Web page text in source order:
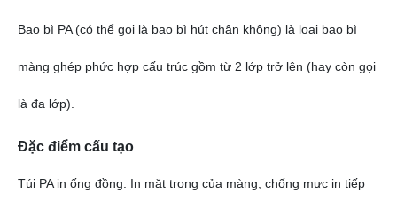
Bao bì PA (có thể gọi là bao bì hút chân không) là loại bao bì
màng ghép phức hợp cấu trúc gồm từ 2 lớp trở lên (hay còn gọi
là đa lớp).
Đặc điểm cấu tạo
Túi PA in ống đồng: In mặt trong của màng, chống mực in tiếp